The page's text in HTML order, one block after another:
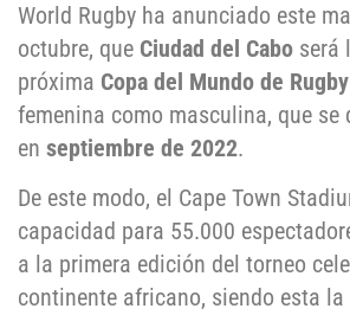
World Rugby ha anunciado este
octubre, que Ciudad del Cabo será
próxima Copa del Mundo de
femenina como masculina, que se
en septiembre de 2022.
De este modo, el Cape Town
capacidad para 55.000
a la primera edición del torneo
continente africano, siendo esta